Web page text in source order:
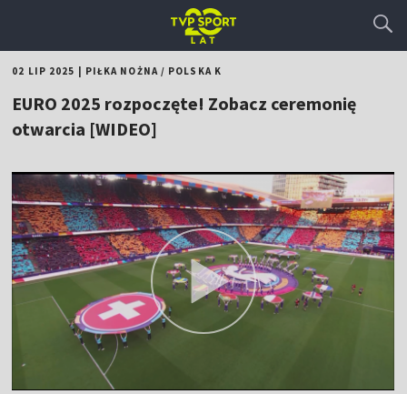
02 LIP 2025 PIŁKA NOŻNA/ POLSKA K
EURO 2025 rozpoczęte! Zobacz ceremonię
otwarcia [WIDEO]